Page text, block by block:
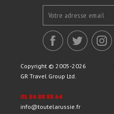
Copyright © 2005-2026
GR Travel Group Ltd.
01 84 88 88 64
info@toutelarussie.fr